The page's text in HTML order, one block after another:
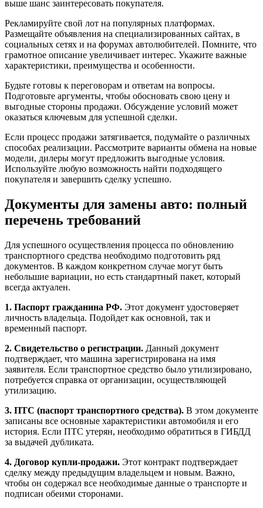
выше шанс заинтересовать покупателя.
Рекламируйте свой лот на популярных платформах.
Размещайте объявления на специализированных сайтах, в
социальных сетях и на форумах автолюбителей. Помните, что
грамотное описание увеличивает интерес. Укажите важные
характеристики, преимущества и особенности.
Будьте готовы к переговорам и ответам на вопросы.
Подготовьте аргументы, чтобы обосновать свою цену и
выгодные стороны продажи. Обсуждение условий может
оказаться ключевым для успешной сделки.
Если процесс продажи затягивается, подумайте о различных
способах реализации. Рассмотрите варианты обмена на новые
модели, дилеры могут предложить выгодные условия.
Используйте любую возможность найти подходящего
покупателя и завершить сделку успешно.
Документы для замены авто: полный
перечень требований
Для успешного осуществления процесса по обновлению
транспортного средства необходимо подготовить ряд
документов. В каждом конкретном случае могут быть
небольшие вариации, но есть стандартный пакет, который
всегда актуален.
1. Паспорт гражданина РФ. Этот документ удостоверяет
личность владельца. Подойдет как основной, так и
временный паспорт.
2. Свидетельство о регистрации. Данный документ
подтверждает, что машина зарегистрирована на имя
заявителя. Если транспортное средство было утилизировано,
потребуется справка от организации, осуществляющей
утилизацию.
3. ПТС (паспорт транспортного средства). В этом документе
записаны все основные характеристики автомобиля и его
история. Если ПТС утерян, необходимо обратиться в ГИБДД
за выдачей дубликата.
4. Договор купли-продажи. Этот контракт подтверждает
сделку между предыдущим владельцем и новым. Важно,
чтобы он содержал все необходимые данные о транспорте и
подписан обеими сторонами.